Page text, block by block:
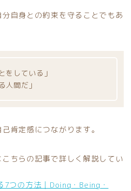
自身との約束を守ることでもあ
をしている」
人間だ」
肯定感につながります。
ちらの記事で詳しく解説してい
7つの方法｜Doing・Being・